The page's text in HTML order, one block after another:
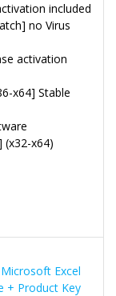
included
no Virus
activation
x64] Stable
(x32-x64)
Post
seguinte:
Microsoft Excel
+ Product Key